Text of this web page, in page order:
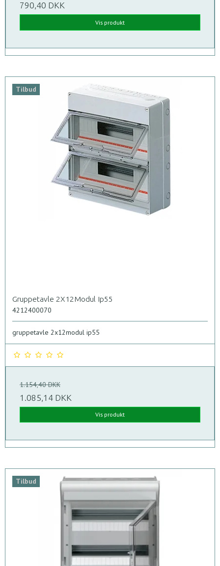
790,40 DKK
Vis produkt
Tilbud
Gruppetavle 2X12Modul Ip55
4212400070
gruppetavle 2x12modul ip55
1.154,40 DKK
1.085,14 DKK
Vis produkt
Tilbud